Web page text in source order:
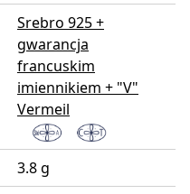
Srebro 925 +
gwarancja
francuskim
imiennikiem + "V"
Vermeil
3.8 g